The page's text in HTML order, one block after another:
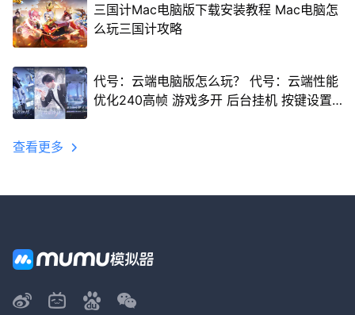
三国计Mac电脑版下载安装教程 Mac电脑怎
么玩三国计攻略
代号：云端电脑版怎么玩？ 代号：云端性能
优化240高帧 游戏多开 后台挂机 按键设置
查看更多